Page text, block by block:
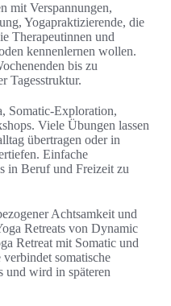
mit Verspannungen,
Yogapraktizierende, die
Therapeutinnen und
kennenlernen wollen.
bis zu
Tagesstruktur.
Somatic-Exploration,
Viele Übungen lassen
übertragen oder in
Einfache
in Beruf und Freizeit zu
Achtsamkeit und
Retreats von Dynamic
Retreat mit Somatic und
somatische
und wird in späteren